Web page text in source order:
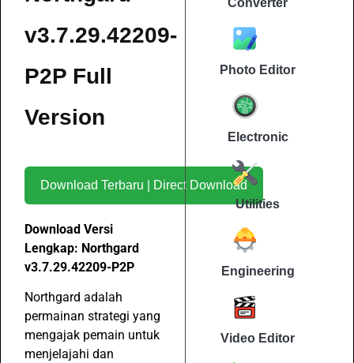
v3.7.29.42209-
P2P Full
Version
Download Terbaru | Direct Download
Download Versi
Lengkap: Northgard
v3.7.29.42209-P2P
Northgard adalah
permainan strategi yang
mengajak pemain untuk
menjelajahi dan
Converter
Photo Editor
Electronic
Utilities
Engineering
Video Editor